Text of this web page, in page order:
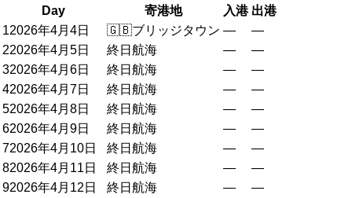
Day 寄港地 入港 出港
12026年4月4日 🇬🇧ブリッジタウン —
—
22026年4月5日 終日航海 —
—
32026年4月6日 終日航海 —
—
42026年4月7日 終日航海 —
—
52026年4月8日 終日航海 —
—
62026年4月9日 終日航海 —
—
72026年4月10日 終日航海 —
—
82026年4月11日 終日航海 —
—
92026年4月12日 終日航海 —
—